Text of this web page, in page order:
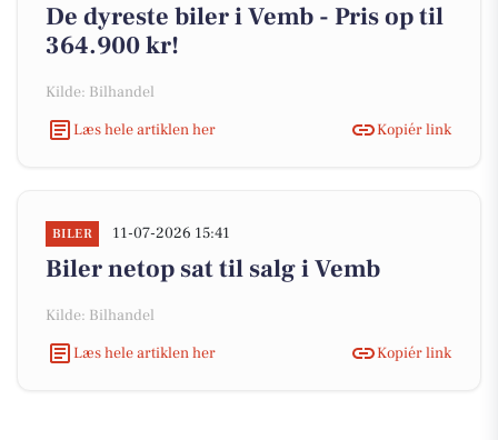
De dyreste biler i Vemb - Pris op til
364.900 kr!
Kilde: Bilhandel
Læs hele artiklen her
Kopiér link
BILER 11-07-2026 15:41
Biler netop sat til salg i Vemb
Kilde: Bilhandel
Læs hele artiklen her
Kopiér link